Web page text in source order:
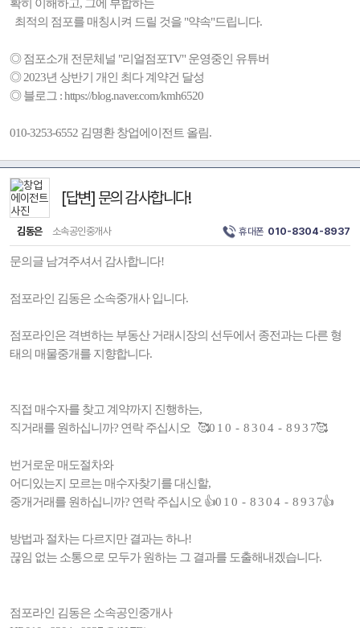
확히 이해하고, 그에 부합하는
최적의 점포를 매칭시켜 드릴 것을 "약속"드립니다.
◎ 점포소개 전문체널 "리얼점포TV" 운영중인 유튜버
◎ 2023년 상반기 개인 최다 계약건 달성
◎ 블로그 : https://blog.naver.com/kmh6520
010-3253-6552 김명환 창업에이전트 올림.
[답변] 문의 감사합니다!
김동은 소속공인중개사 휴대폰 010-8304-8937
문의글 남겨주셔서 감사합니다!
점포라인 김동은 소속중개사 입니다.
점포라인은 격변하는 부동산 거래시장의 선두에서 종전과는 다른 형
태의 매물중개를 지향합니다.
직접 매수자를 찾고 계약까지 진행하는,
직거래를 원하십니까? 연락 주십시오 🥰0 1 0 - 8 3 0 4 - 8 9 3 7🥰
번거로운 매도절차와
어디있는지 모르는 매수자찾기를 대신할,
중개거래를 원하십니까? 연락 주십시오 👍0 1 0 - 8 3 0 4 - 8 9 3 7👍
방법과 절차는 다르지만 결과는 하나!
끊임 없는 소통으로 모두가 원하는 그 결과를 도출해내겠습니다.
점포라인 김동은 소속공인중개사